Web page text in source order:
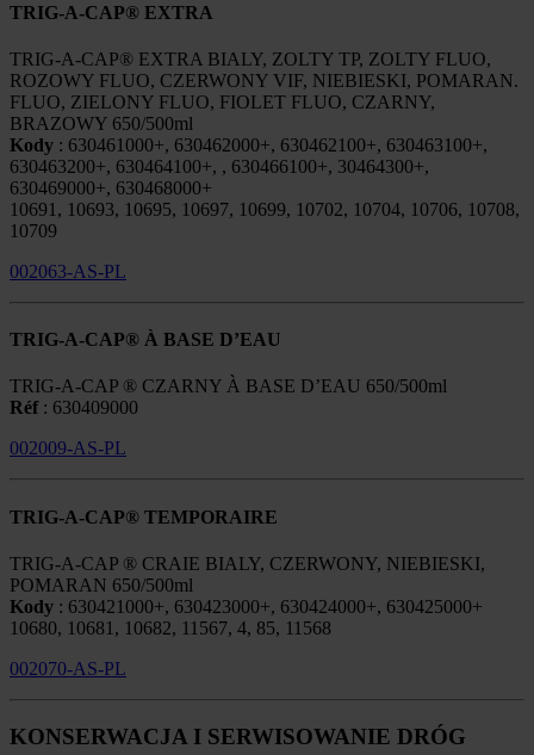
TRIG-A-CAP® EXTRA
TRIG-A-CAP® EXTRA BIALY, ZOLTY TP, ZOLTY FLUO,
ROZOWY FLUO, CZERWONY VIF, NIEBIESKI, POMARAN.
FLUO, ZIELONY FLUO, FIOLET FLUO, CZARNY,
BRAZOWY 650/500ml
Kody : 630461000+, 630462000+, 630462100+, 630463100+,
630463200+, 630464100+, , 630466100+, 30464300+,
630469000+, 630468000+
10691, 10693, 10695, 10697, 10699, 10702, 10704, 10706, 10708,
10709
002063-AS-PL
TRIG-A-CAP® À BASE D’EAU
TRIG-A-CAP ® CZARNY À BASE D’EAU 650/500ml
Réf: 630409000
002009-AS-PL
TRIG-A-CAP® TEMPORAIRE
TRIG-A-CAP ® CRAIE BIALY, CZERWONY, NIEBIESKI,
POMARAN 650/500ml
Kody : 630421000+, 630423000+, 630424000+, 630425000+
10680, 10681, 10682, 11567, 4, 85, 11568
002070-AS-PL
KONSERWACJA I SERWISOWANIE DRÓG